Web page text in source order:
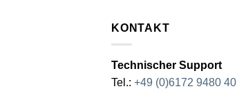
KONTAKT
Technischer Support
Tel.: +49 (0)6172 9480 40